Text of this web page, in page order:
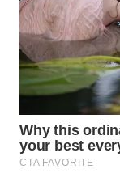
Quando o